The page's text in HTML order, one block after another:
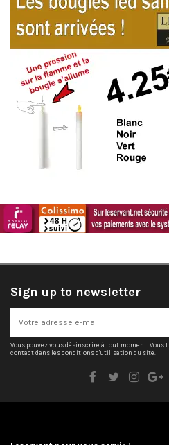
Sign up to newsletter
Vous pouvez vous désinscrire à tout moment. Vous
contact dans les conditions d'utilisation du site.